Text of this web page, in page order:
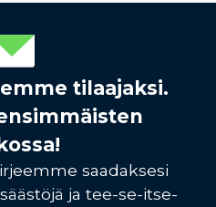
tilaajaksi.
saadaksesi
ja tee-se-itse-